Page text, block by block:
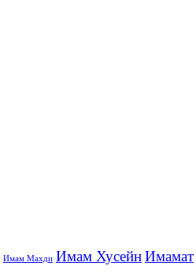
Имам Махди Имам ХусейнИмамат